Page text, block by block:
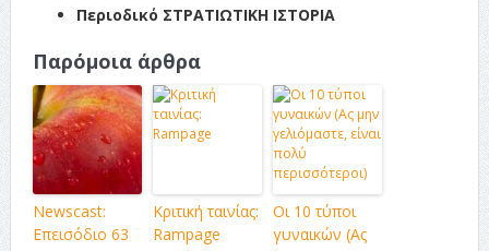
Περιοδικό ΣΤΡΑΤΙΩΤΙΚΗ ΙΣΤΟΡΙΑ
Παρόμοια άρθρα
Newscast:
Επεισόδιο 63
Κριτική ταινίας:
Rampage
Οι 10 τύποι
γυναικών (Ας